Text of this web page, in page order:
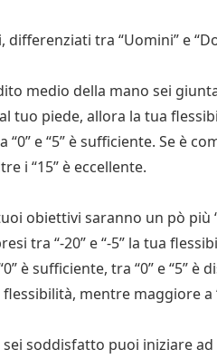
tra “Uomini” e
medio della mano sei
tuo piede, allora la tua
e “5” è sufficiente. Se è
i “15” è eccellente.
obiettivi saranno un pò più
tra “-20” e “-5” la tua
è sufficiente, tra “0” e “5” è
flessibilità, mentre maggiore a
soddisfatto puoi iniziare